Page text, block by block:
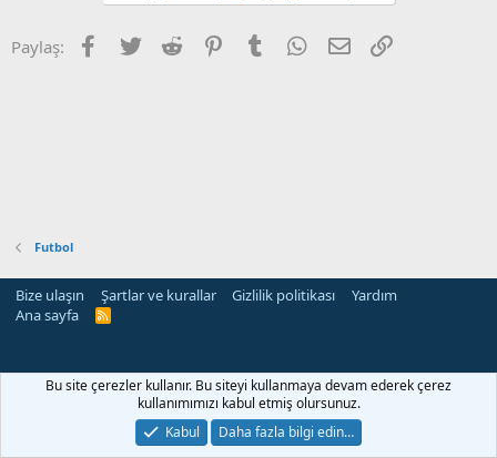
Paylaş: Facebook
Twitter Reddit PinterestTumblr WhatsApp
E-posta
Futbol
Bize ulaşın Şartlar ve kurallar Gizlilik politikası
Yardım
Ana sayfa
R
Bu site çerezler kullanır. Bu siteyi kullanmaya devam ederek çerez
kullanımımızı kabul etmiş olursunuz.
Kabul
Daha fazla bilgi edin…